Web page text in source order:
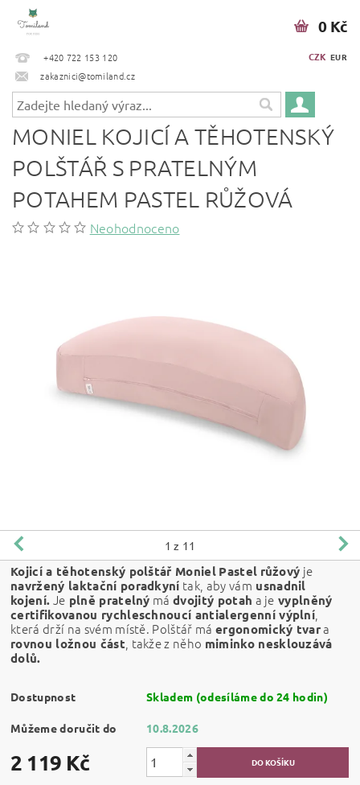
+420 722 153 120
zakaznici@tomiland.cz
CZK EUR
0 Kč
MONIEL KOJICÍ A TĚHOTENSKÝ
POLŠTÁŘ S PRATELNÝM
POTAHEM PASTEL RŮŽOVÁ
Neohodnoceno
1 z 11
Kojicí a těhotenský polštář Moniel Pastel růžový je
navržený laktační poradkyní tak, aby vám usnadnil
kojení. Je plně pratelný mádvojitý potah a je vyplněný
certifikovanou rychleschnoucí antialergenní výplní
která drží na svém místě. Polštář má ergonomický tvara
rovnou ložnou část , takže z něho miminko nesklouzává
dolů.
Dostupnost Skladem (odesíláme do 24 hodin)
Můžeme doručit do 10.8.2026
2 119 Kč